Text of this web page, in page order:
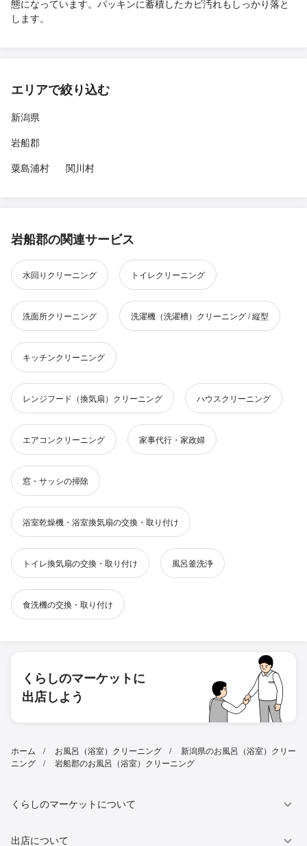
態になっています。パッキンに蓄積したカビ汚れもしっかり落と
します。
エリアで絞り込む
新潟県
岩船郡
粟島浦村
関川村
岩船郡の関連サービス
水回りクリーニング トイレクリーニング
洗面所クリーニング 洗濯機（洗濯槽）クリーニング / 縦型
キッチンクリーニング
レンジフード（換気扇）クリーニング ハウスクリーニング
エアコンクリーニング 家事代行・家政婦
窓・サッシの掃除
浴室乾燥機・浴室換気扇の交換・取り付け
トイレ換気扇の交換・取り付け 風呂釜洗浄
食洗機の交換・取り付け
くらしのマーケットに
出店しよう
ホーム お風呂（浴室）クリーニング
新潟県のお風呂（浴室）クリー
ニング
岩船郡のお風呂（浴室）クリーニング
くらしのマーケットについて
出店について